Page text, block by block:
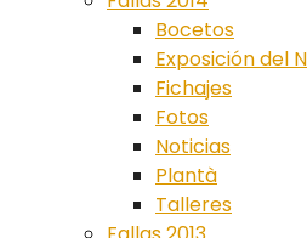
Bocetos
Exposición del
Fichajes
Fotos
Noticias
Plantà
Talleres